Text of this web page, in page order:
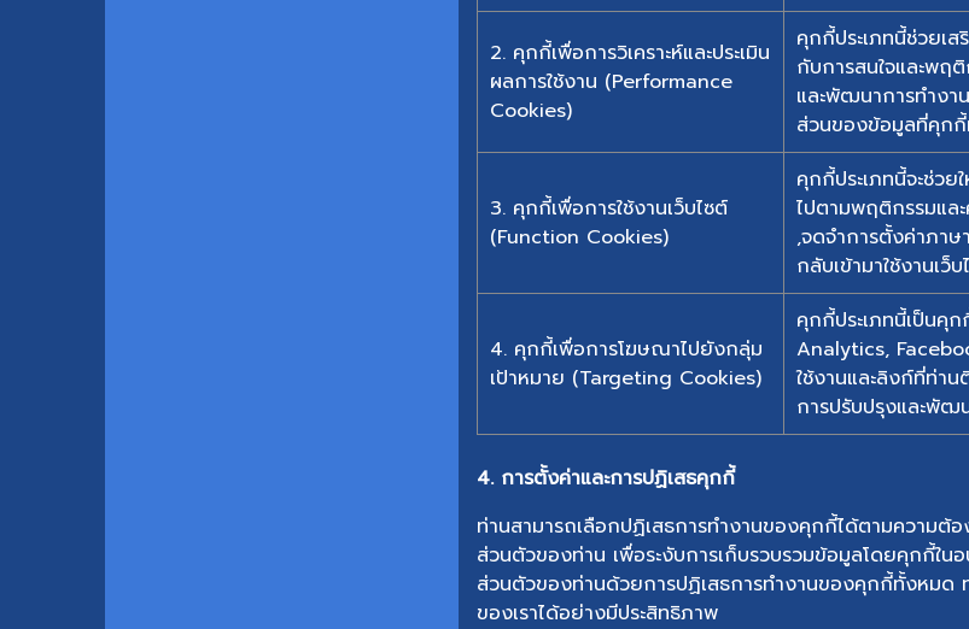
2. คุกกี้เพื่อการวิเคราะห์และประเมิน
ผลการใช้งาน (Performance
Cookies)
คุกกี้ประเภทนี้ช่วยเ
กับการสนใจและพฤ
และพัฒนาการทำงา
ส่วนของข้อมูลที่คุกกี้
3. คุกกี้เพื่อการใช้งานเว็บไซต์
(Function Cookies)
คุกกี้ประเภทนี้จะช่ว
ไปตามพฤติกรรมแล
,จดจำการตั้งค่าภา
กลับเข้ามาใช้งานเว็บ
4. คุกกี้เพื่อการโฆษณาไปยังกลุ่ม
เป้าหมาย (Targeting Cookies)
คุกกี้ประเภทนี้เป็นคุ
Analytics,
ใช้งานและลิงก์ที่ท่าน
การปรับปรุงและพัฒ
4. การตั้งค่าและการปฏิเสธคุกกี้
ท่านสามารถเลือกปฏิเสธการทำงานของคุกกี้ได้ตามความต้
ส่วนตัวของท่าน เพื่อระงับการเก็บรวบรวมข้อมูลโดยคุกกี้ใน
ส่วนตัวของท่านด้วยการปฏิเสธการทำงานของคุกกี้ทั้งหมด
ของเราได้อย่างมีประสิทธิภาพ